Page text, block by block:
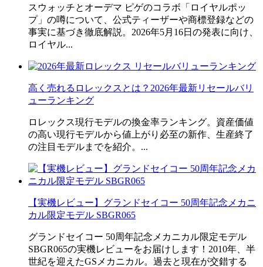
スウォッチとオーデマ ピゲのコラボ「ロイヤルポッ
プ」の噂について、公式ティーザーや商標登録などの
事実に基づき徹底解説。2026年5月16日の発表に向け、
ロイヤル...
高く売れるロレックスとは？2026年最新リセールバリ
ューランキング
ロレックス現行モデルの換金率ランキング。資産価値
の高い現行モデルから値上がり必至の新作、生産終了
の注目モデルまでを紹介。...
【実機レビュー】グランドセイコー 50周年記念メカニ
カル限定モデル SBGR065
グランドセイコー 50周年記念メカニカル限定モデル
SBGR065の実機レビューをお届けします！2010年、半
世紀を迎えたGSメカニカル。過去と現在が交錯する